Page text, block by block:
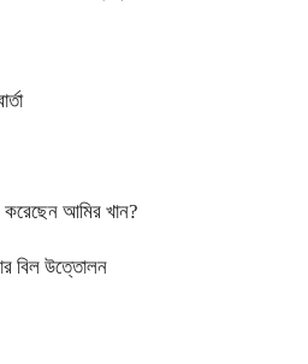
করেছেন আমির খান?
বিল উত্তোলন